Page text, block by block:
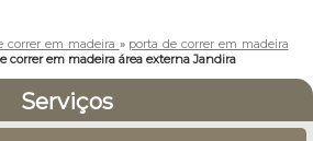
correr em madeira » porta de correr em madeira
correr em madeira área externa Jandira
Serviços